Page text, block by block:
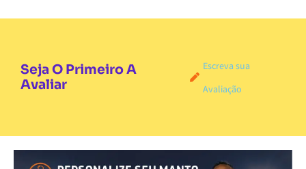
Seja O Primeiro A
Avaliar
Escreva sua
Avaliação